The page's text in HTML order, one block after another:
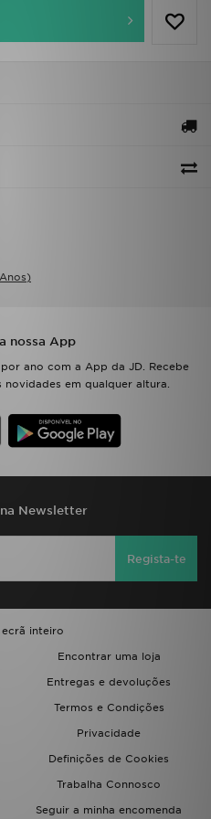
nossa App
ano com a App da JD. Recebe
em qualquer altura.
Newsletter
Regista-te
inteiro
Encontrar uma loja
Entregas e devoluções
Termos e Condições
Privacidade
Definições de Cookies
Trabalha Connosco
Seguir a minha encomenda